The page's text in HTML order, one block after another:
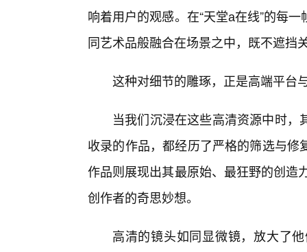
响着用户的观感。在“天堂а在线”的每
同艺术品般融合在场景之中，既不遮挡
这种对细节的雕琢，正是高端平台
当我们沉浸在这些高清资源中时
收录的作品，都经历了严格的筛选与
作品则展现出其最原始、最狂野的创造
创作者的奇思妙想。
高清的镜头如同显微镜，放大了